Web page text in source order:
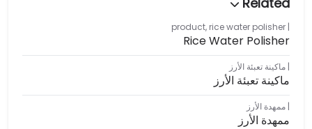
product, rice water polisher
Rice Water Polisher
ماكينة تعبئة الأرز
ماكينة تعبئة الأرز
ممهدة الأرز
ممهدة الأرز